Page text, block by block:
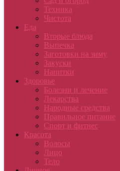
Техника
Чистота
Еда
Вторые блюда
Выпечка
Заготовки на зиму
Закуски
Напитки
Здоровье
Болезни и лечение
Лекарства
Народные средства
Правильное питание
Спорт и фитнес
Красота
Волосы
Лицо
Тело